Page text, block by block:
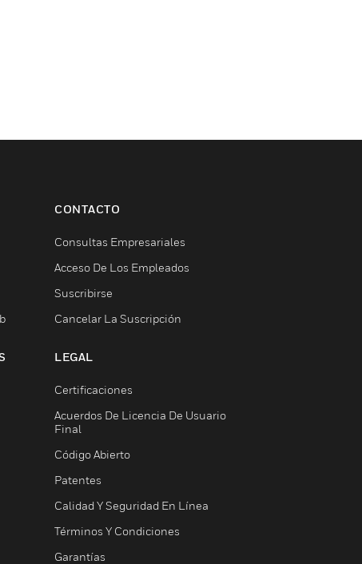
CONTACTO
Consultas Empresariales
Acceso De Los Empleados
Suscribirse
Cancelar La Suscripción
LEGAL
Certificaciones
Acuerdos De Licencia De Usuario
Final
Código Abierto
Patentes
Calidad Y Seguridad En Línea
Términos Y Condiciones
Garantías